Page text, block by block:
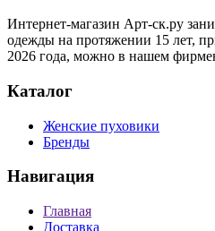
Интернет-магазин Арт-ск.ру
одежды на протяжении 15 лет,
2026 года, можно в нашем
Каталог
Женские пуховики
Бренды
Навигация
Главная
Доставка